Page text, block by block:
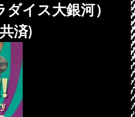
イス大銀河）
済)